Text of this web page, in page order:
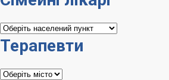
Сімейні
лікарі
Терапевти
Терапевти